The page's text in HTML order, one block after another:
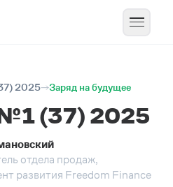
2025 Заряд на будущее
(37) 2025
отдела продаж,
развития Freedom Finance